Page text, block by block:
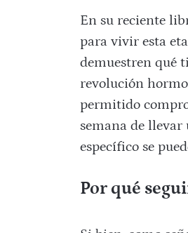
En su reciente
para vivir esta
demuestren qué
revolución
permitido
semana de
específico se
Por qué